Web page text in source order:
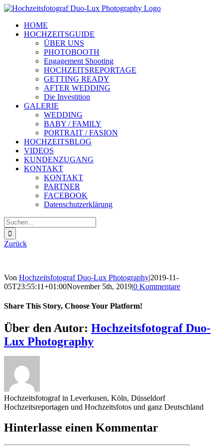
Zum
springenHOME
HOCHZEITSGUIDE
ÜBER UNS
PHOTOBOOTH
Engagement Shooting
HOCHZEITSREPORTAGE
GETTING READY
AFTER WEDDING
Die Investition
GALERIE
WEDDING
BABY / FAMILY
PORTRAIT / FASION
HOCHZEITSBLOG
VIDEOS
KUNDENZUGANG
KONTAKT
KONTAKT
PARTNER
FACEBOOK
Datenschutzerklärung
Suche
nach:
Zurück
Von Hochzeitsfotograf Duo-Lux Photography|2019-11-
05T23:55:11+01:00November 5th, 2019|0 Kommentare
Share This Story, Choose Your Platform!
Sharing_facebook
Sharing_twitter
Sharing_reddit
Über den Autor: Hochzeitsfotograf Duo-
Lux Photography
Hochzeitsfotograf in Leverkusen, Köln, Düsseldorf
Hochzeitsreportagen und Hochzeitsfotos und ganz Deutschland
Hinterlasse einen Kommentar